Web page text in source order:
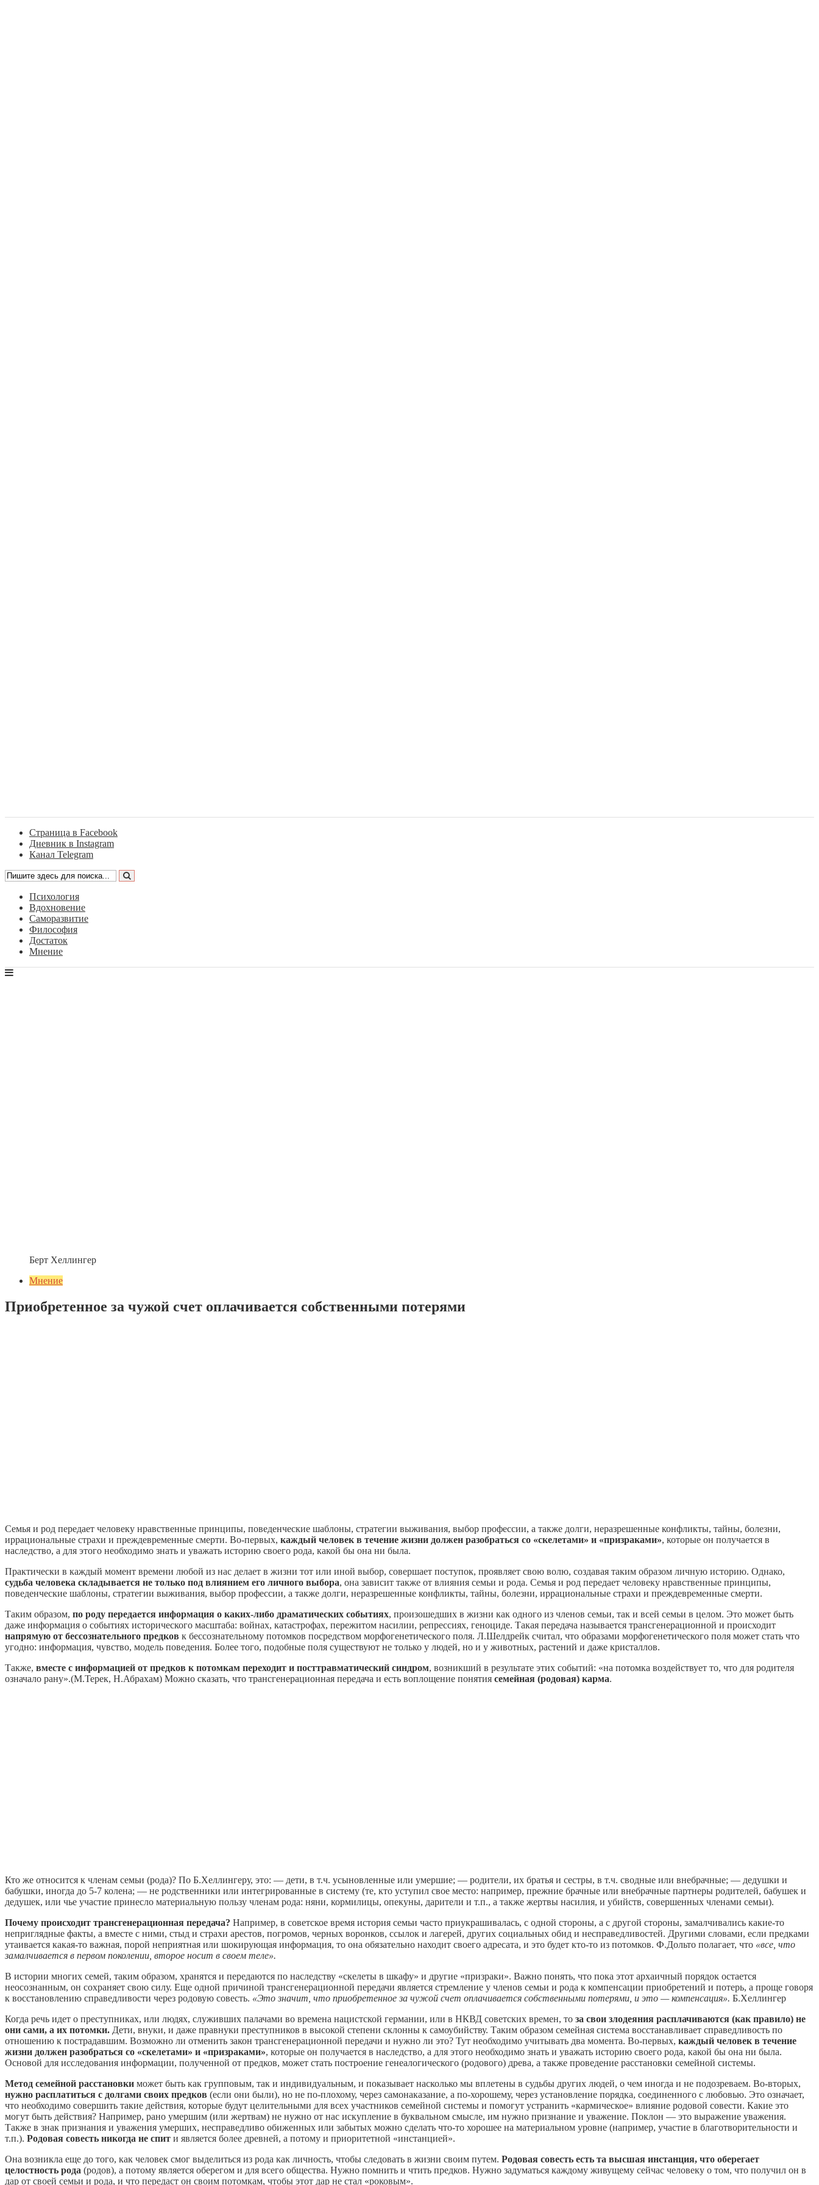
Страница в Facebook
Дневник в Instagram
Канал Telegram
Психология
Вдохновение
Саморазвитие
Философия
Достаток
Мнение
Берт Хеллингер
Мнение
Приобретенное за чужой счет оплачивается собственными потерями
Семья и род передает человеку нравственные принципы, поведенческие шаблоны, стратегии выживания, выбор профессии, а также долги, неразрешенные конфликты, тайны, болезни,
иррациональные страхи и преждевременные смерти. Во-первых, каждый человек в течение жизни должен разобраться со «скелетами» и «призраками», которые он получается в
наследство, а для этого необходимо знать и уважать историю своего рода, какой бы она ни была.
Практически в каждый момент времени любой из нас делает в жизни тот или иной выбор, совершает поступок, проявляет свою волю, создавая таким образом личную историю. Однако,
судьба человека складывается не только под влиянием его личного выбора, она зависит также от влияния семьи и рода. Семья и род передает человеку нравственные принципы,
поведенческие шаблоны, стратегии выживания, выбор профессии, а также долги, неразрешенные конфликты, тайны, болезни, иррациональные страхи и преждевременные смерти.
Таким образом, по роду передается информация о каких-либо драматических событиях, произошедших в жизни как одного из членов семьи, так и всей семьи в целом. Это может быть
даже информация о событиях исторического масштаба: войнах, катастрофах, пережитом насилии, репрессиях, геноциде. Такая передача называется трансгенерационной и происходит
напрямую от бессознательного предков к бессознательному потомков посредством морфогенетического поля. Л.Шелдрейк считал, что образами морфогенетического поля может стать что
угодно: информация, чувство, модель поведения. Более того, подобные поля существуют не только у людей, но и у животных, растений и даже кристаллов.
Также, вместе с информацией от предков к потомкам переходит и посттравматический синдром, возникший в результате этих событий: «на потомка воздействует то, что для родителя
означало рану».(М.Терек, Н.Абрахам) Можно сказать, что трансгенерационная передача и есть воплощение понятия семейная (родовая) карма.
Кто же относится к членам семьи (рода)? По Б.Хеллингеру, это: — дети, в т.ч. усыновленные или умершие; — родители, их братья и сестры, в т.ч. сводные или внебрачные; — дедушки и
бабушки, иногда до 5-7 колена; — не родственники или интегрированные в систему (те, кто уступил свое место: например, прежние брачные или внебрачные партнеры родителей, бабушек и
дедушек, или чье участие принесло материальную пользу членам рода: няни, кормилицы, опекуны, дарители и т.п., а также жертвы насилия, и убийств, совершенных членами семьи).
Почему происходит трансгенерационная передача? Например, в советское время история семьи часто приукрашивалась, с одной стороны, а с другой стороны, замалчивались какие-то
неприглядные факты, а вместе с ними, стыд и страхи арестов, погромов, черных воронков, ссылок и лагерей, других социальных обид и несправедливостей. Другими словами, если предками
утаивается какая-то важная, порой неприятная или шокирующая информация, то она обязательно находит своего адресата, и это будет кто-то из потомков. Ф.Дольто полагает, что «все, что
замалчивается в первом поколении, второе носит в своем теле».
В истории многих семей, таким образом, хранятся и передаются по наследству «скелеты в шкафу» и другие «призраки». Важно понять, что пока этот архаичный порядок остается
неосознанным, он сохраняет свою силу. Еще одной причиной трансгенерационной передачи является стремление у членов семьи и рода к компенсации приобретений и потерь, а проще говоря
к восстановлению справедливости через родовую совесть. «Это значит, что приобретенное за чужой счет оплачивается собственными потерями, и это — компенсация». Б.Хеллингер
Когда речь идет о преступниках, или людях, служивших палачами во времена нацистской германии, или в НКВД советских времен, то за свои злодеяния расплачиваются (как правило) не
они сами, а их потомки. Дети, внуки, и даже правнуки преступников в высокой степени склонны к самоубийству. Таким образом семейная система восстанавливает справедливость по
отношению к пострадавшим. Возможно ли отменить закон трансгенерационной передачи и нужно ли это? Тут необходимо учитывать два момента. Во-первых, каждый человек в течение
жизни должен разобраться со «скелетами» и «призраками», которые он получается в наследство, а для этого необходимо знать и уважать историю своего рода, какой бы она ни была.
Основой для исследования информации, полученной от предков, может стать построение генеалогического (родового) древа, а также проведение расстановки семейной системы.
Метод семейной расстановки может быть как групповым, так и индивидуальным, и показывает насколько мы вплетены в судьбы других людей, о чем иногда и не подозреваем. Во-вторых,
нужно расплатиться с долгами своих предков (если они были), но не по-плохому, через самонаказание, а по-хорошему, через установление порядка, соединенного с любовью. Это означает,
что необходимо совершить такие действия, которые будут целительными для всех участников семейной системы и помогут устранить «кармическое» влияние родовой совести. Какие это
могут быть действия? Например, рано умершим (или жертвам) не нужно от нас искупление в буквальном смысле, им нужно признание и уважение. Поклон — это выражение уважения.
Также в знак признания и уважения умерших, несправедливо обиженных или забытых можно сделать что-то хорошее на материальном уровне (например, участие в благотворительности и
т.п.). Родовая совесть никогда не спит и является более древней, а потому и приоритетной «инстанцией».
Она возникла еще до того, как человек смог выделиться из рода как личность, чтобы следовать в жизни своим путем. Родовая совесть есть та высшая инстанция, что оберегает
целостность рода (родов), а потому является оберегом и для всего общества. Нужно помнить и чтить предков. Нужно задуматься каждому живущему сейчас человеку о том, что получил он в
дар от своей семьи и рода, и что передаст он своим потомкам, чтобы этот дар не стал «роковым».